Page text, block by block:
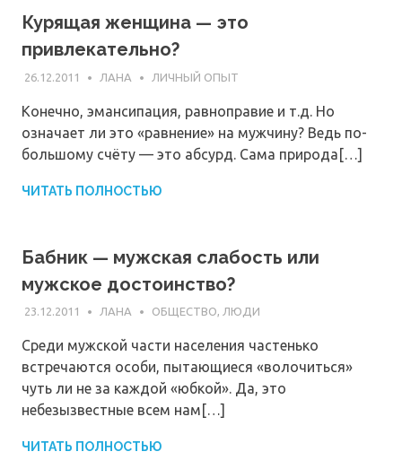
Курящая женщина — это
привлекательно?
26.12.2011 ЛАНА ЛИЧНЫЙ ОПЫТ
Конечно, эмансипация, равноправие и т.д. Но
означает ли это «равнение» на мужчину? Ведь по-
большому счёту — это абсурд. Сама природа[…]
ЧИТАТЬ ПОЛНОСТЬЮ
Бабник — мужская слабость или
мужское достоинство?
23.12.2011 ЛАНА ОБЩЕСТВО, ЛЮДИ
Среди мужской части населения частенько
встречаются особи, пытающиеся «волочиться»
чуть ли не за каждой «юбкой». Да, это
небезызвестные всем нам[…]
ЧИТАТЬ ПОЛНОСТЬЮ